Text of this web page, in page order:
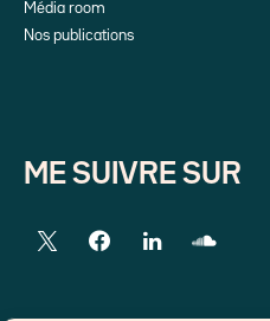
Média room
Nos publications
ME SUIVRE SUR